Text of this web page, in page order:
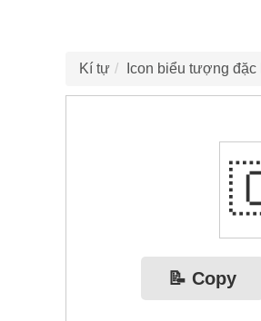
Kí tự Icon biểu tượng đặc
📝 Copy